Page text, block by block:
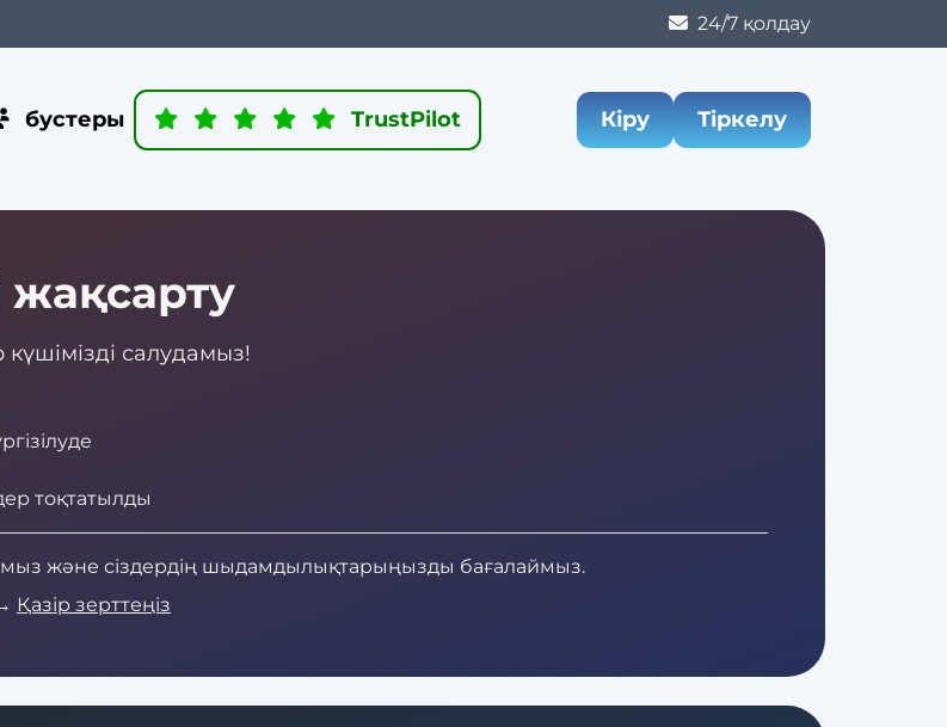
24/7 қолдау
бустеры TrustPilot Кіру Тіркелу
күшімізді салудамыз!
тоқтатылды
және сіздердің шыдамдылықтарыңызды бағалаймыз.
Қазір зерттеңіз